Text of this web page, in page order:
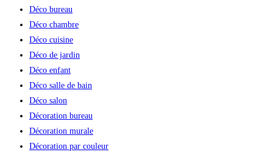
Déco bureau
Déco chambre
Déco cuisine
Déco de jardin
Déco enfant
Déco salle de bain
Déco salon
Décoration bureau
Décoration murale
Décoration par couleur